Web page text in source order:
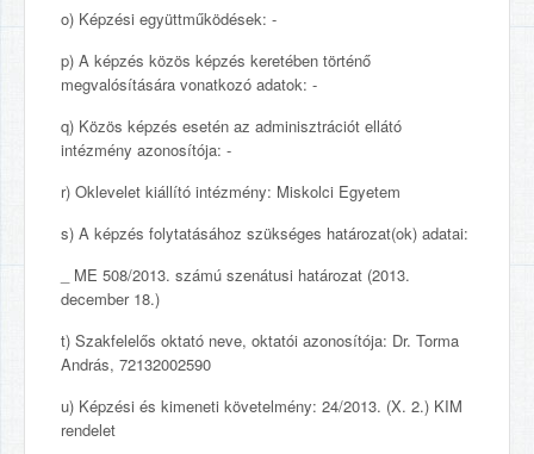
o) Képzési együttműködések: -
p) A képzés közös képzés keretében történő
megvalósítására vonatkozó adatok: -
q) Közös képzés esetén az adminisztrációt ellátó
intézmény azonosítója: -
r) Oklevelet kiállító intézmény: Miskolci Egyetem
s) A képzés folytatásához szükséges határozat(ok) adatai:
_ ME 508/2013. számú szenátusi határozat (2013.
december 18.)
t) Szakfelelős oktató neve, oktatói azonosítója: Dr. Torma
András, 72132002590
u) Képzési és kimeneti követelmény: 24/2013. (X. 2.) KIM
rendelet